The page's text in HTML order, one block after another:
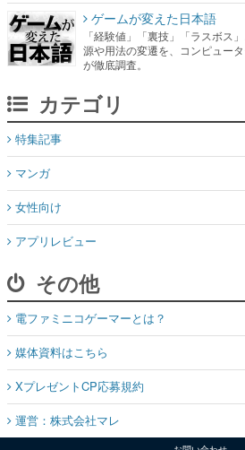
ゲームが変えた日本語
「経験値」「裏技」「ラスボス
源や用法の変遷を、コンピュー
が徹底調査。
カテゴリ
特集記事
マンガ
女性向け
アプリレビュー
その他
電ファミニコゲーマーとは？
媒体資料はこちら
XプレゼントCP応募規約
運営：株式会社マレ